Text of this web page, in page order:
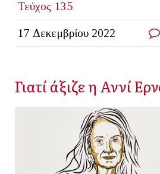
Τεύχος 135
17 Δεκεμβρίου 2022
Γιατί άξιζε η Αννί